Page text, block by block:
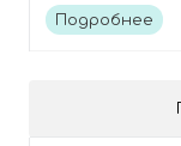
Superproof
Подробнее